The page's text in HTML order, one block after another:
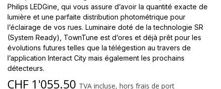
Philips LEDGine, qui vous assure d’avoir la quantité exacte de
lumière et une parfaite distribution photométrique pour
l’éclairage de vos rues. Luminaire doté de la technologie SR
(System Ready), TownTune est d’ores et déjà prêt pour les
évolutions futures telles que la télégestion au travers de
l’application Interact City mais également les prochains
détecteurs.
CHF 1'055.50 TVA incluse, hors frais de port